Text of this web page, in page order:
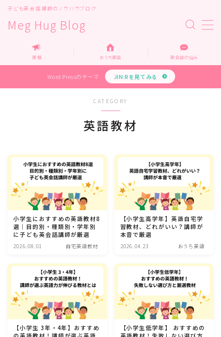
Meg Hug Blog
子ども英会話講師のノウハウブログ
MENU
Home
運営者情報
お問い合わせ
教育・メディア関係の企業様へ
プライバシーポリシー
カテゴリー
オンライン英会話
オンライン家庭教師
おうち英語
ロードマップ
幼児（ 4〜6歳 ）
小学生（ 7〜12歳 ）
英検
英検対策
英検 おうち英語 英会話の悩み
Word Pressのテーマ JIN:Rを見てみる
CATEGORY
英語教材
小学生におすすめの英語教材8
選｜目的別・種類別・学年別
に子ども英会話講師が厳選
2026.08.01 自宅英語教材
【小学生高学年】英語自宅学
習教材、どれがいい？講師が
本音で厳選
2026.04.23 おうち英語
【小学生 3年・4年】おすすめ
【小学生低学年】 おすすめの